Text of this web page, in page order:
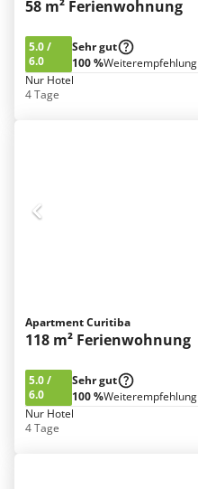
58 m² Ferienwohnung
5.0/
6.0
Sehr gut
100 %Weiterempfehlung
Nur Hotel
4 Tage
Apartment Curitiba
118 m² Ferienwohnung
5.0/
6.0
Sehr gut
100 %Weiterempfehlung
Nur Hotel
4 Tage